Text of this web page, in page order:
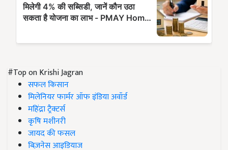
#Top on Krishi Jagran
सफल किसान
मिलेनियर फार्मर ऑफ इंडिया अवॉर्ड
महिंद्रा ट्रैक्टर्स
कृषि मशीनरी
जायद की फसल
बिज़नेस आइडियाज